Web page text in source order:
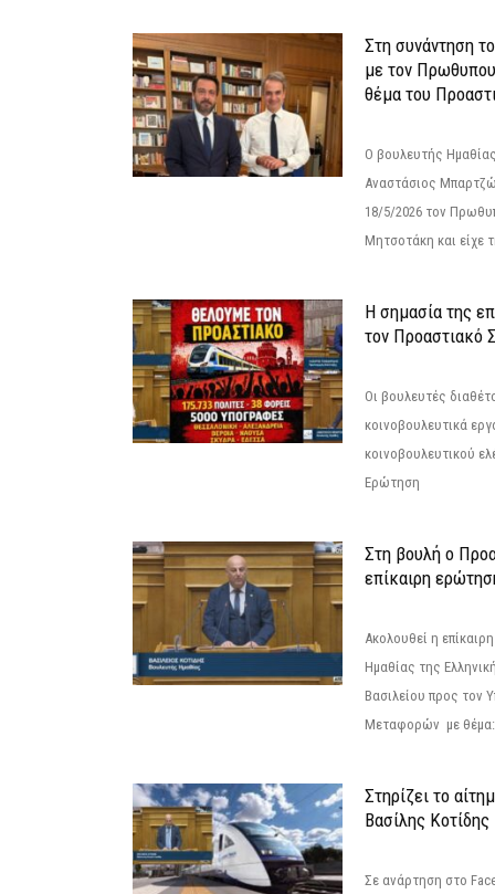
Στη συνάντηση
με τον
θέμα του
Ο βουλευτής
Αναστάσιος
18/5/2026 τον
Μητσοτάκη και είχε
Η σημασία της
τον Προαστιακό
Οι βουλευτές
κοινοβουλευτικά
κοινοβουλευτικού
Ερώτηση
Στη βουλή ο
επίκαιρη
Ακολουθεί η
Ημαθίας της
Βασιλείου προς τον
Μεταφορών με θέμα:
Στηρίζει το
Βασίλης Κοτίδης
Σε ανάρτηση στο